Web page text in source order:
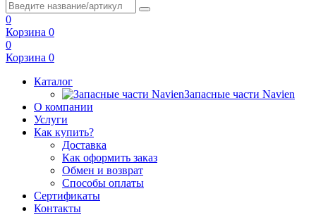
0
Корзина 0
0
Корзина 0
Каталог
Запасные части Navien
О компании
Услуги
Как купить?
Доставка
Как оформить заказ
Обмен и возврат
Способы оплаты
Сертификаты
Контакты